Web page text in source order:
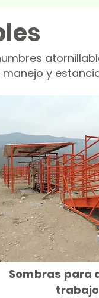
y
Sombras para
trabajo